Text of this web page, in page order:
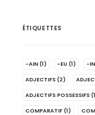
ÉTIQUETTES
-AIN (1) -EU (1) -IN
ADJECTIFS (2)
ADJECTIFS POSSESSIFS
COMPARATIF (1)